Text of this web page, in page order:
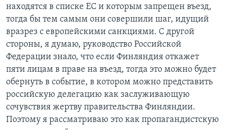
находятся в списке ЕС и которым запрещен въезд,
тогда бы тем самым они совершили шаг, идущий
вразрез с европейскими санкциями. С другой
стороны, я думаю, руководство Российской
Федерации знало, что если Финляндия откажет
пяти лицам в праве на въезд, тогда это можно будет
обернуть в событие, в котором можно представить
российскую делегацию как заслуживающую
сочувствия жертву правительства Финляндии.
Поэтому я рассматриваю это как пропагандистскую